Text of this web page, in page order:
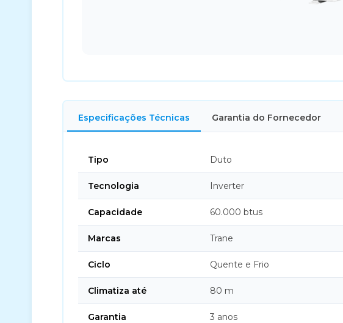
Especificações Técnicas Garantia do Fornecedor
Tipo Duto
Tecnologia Inverter
Capacidade 60.000 btus
Marcas Trane
Ciclo Quente e Frio
Climatiza até 80 m
Garantia 3 anos